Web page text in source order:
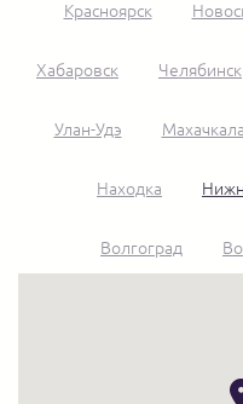
Красноярск
Хабаровск Челябинск
Улан-Удэ Махачкала
Находка
Волгоград